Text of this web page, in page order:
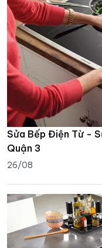
Sửa Bếp Điện Từ -
Quận 3
26/08